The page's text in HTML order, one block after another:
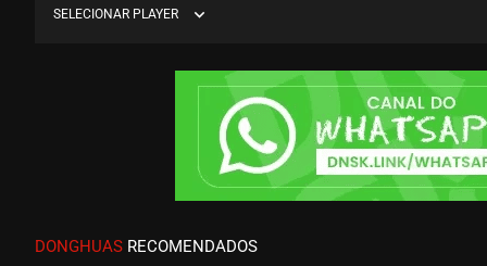
SELECIONAR PLAYER expand_more
DONGHUAS RECOMENDADOS